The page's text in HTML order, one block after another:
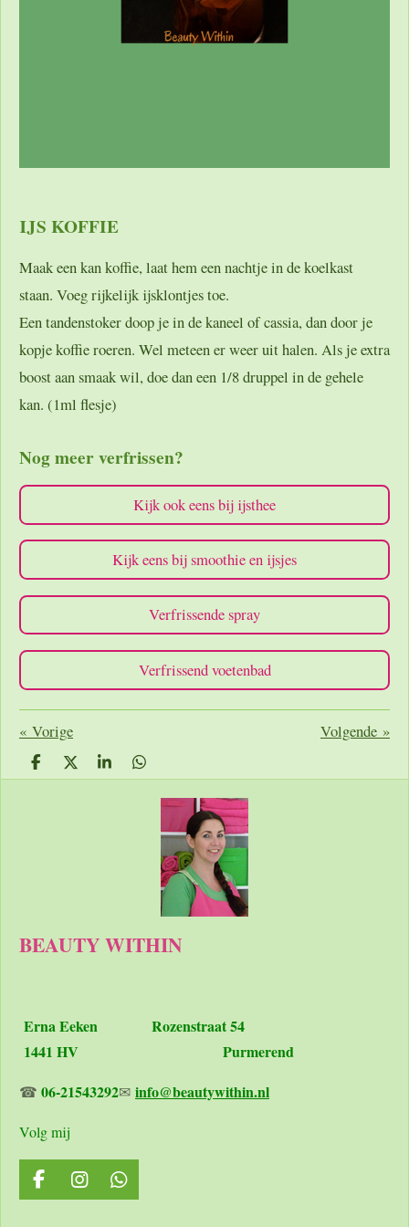
IJS KOFFIE
Maak een kan koffie, laat hem een nachtje in de koelkast
staan. Voeg rijkelijk ijsklontjes toe.
Een tandenstoker doop je in de kaneel of cassia, dan door je
kopje koffie roeren. Wel meteen er weer uit halen. Als je extra
boost aan smaak wil, doe dan een 1/8 druppel in de gehele
kan. (1ml flesje)
Nog meer verfrissen?
Kijk ook eens bij ijsthee
Kijk eens bij smoothie en ijsjes
Verfrissende spray
Verfrissend voetenbad
« Vorige Volgende »
D
e
D
e
S
h
D
e
BEAUTY WITHIN
Erna Eeken Rozenstraat 54
1441 HV Purmerend
☎ 06-21543292✉ info@beautywithin.nl
Volg mij
F
a
I
n
W
h